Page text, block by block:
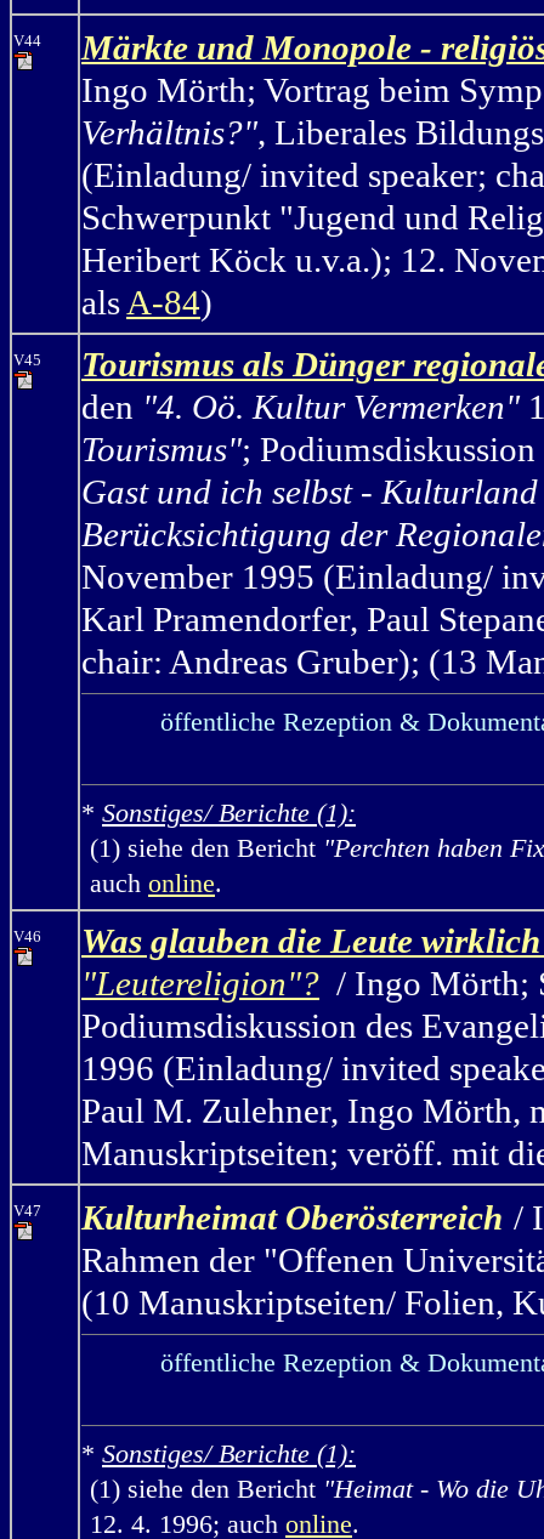
V44
Märkte und Monopole -
Ingo Mörth; Vortrag beim
Verhältnis?", Liberales
(Einladung/ invited speaker;
Schwerpunkt "Jugend und
Heribert Köck u.v.a.); 12.
als A-84)
V45
Tourismus als Dünger
den "4. Oö. Kultur Vermerken"
Tourismus";
Gast und ich selbst -
Berücksichtigung der
November 1995 (Einladung/
Karl Pramendorfer, Paul
chair: Andreas Gruber); (13
öffentliche Rezeption &
* Sonstiges/ Berichte (1):
(1) siehe den Bericht "Perchten haben
auch online.
V46 Was glauben die Leute wirklich
"Leutereligion"? / Ingo Mörth;
Podiumsdiskussion des
1996 (Einladung/ invited
Paul M. Zulehner, Ingo Mörth,
Manuskriptseiten; veröff. mit
V47 Kulturheimat Oberösterreich /
Rahmen der "Offenen
(10 Manuskriptseiten/ Folien,
öffentliche Rezeption &
* Sonstiges/ Berichte (1):
(1) siehe den Bericht "Heimat - Wo die
12. 4. 1996; auch online.